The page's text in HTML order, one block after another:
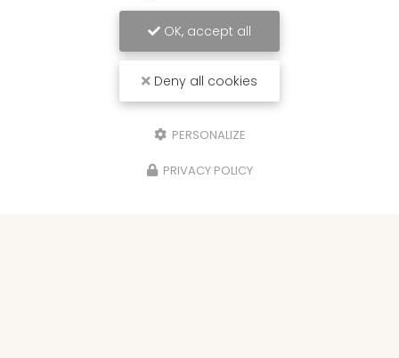
OK, accept all
Deny all cookies
PERSONALIZE
PRIVACY POLICY